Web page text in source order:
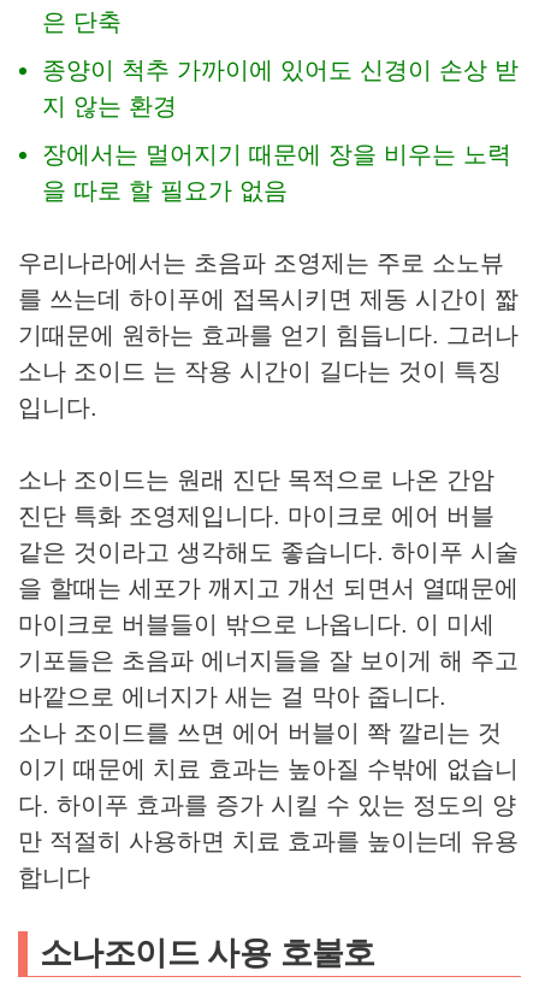
은 단축
종양이 척추 가까이에 있어도 신경이 손상 받
지 않는 환경
장에서는 멀어지기 때문에 장을 비우는 노력
을 따로 할 필요가 없음
우리나라에서는 초음파 조영제는 주로 소노뷰
를 쓰는데 하이푸에 접목시키면 제동 시간이 짧
기때문에 원하는 효과를 얻기 힘듭니다. 그러나
소나 조이드 는 작용 시간이 길다는 것이 특징
입니다.
소나 조이드는 원래 진단 목적으로 나온 간암
진단 특화 조영제입니다. 마이크로 에어 버블
같은 것이라고 생각해도 좋습니다. 하이푸 시술
을 할때는 세포가 깨지고 개선 되면서 열때문에
마이크로 버블들이 밖으로 나옵니다. 이 미세
기포들은 초음파 에너지들을 잘 보이게 해 주고
바깥으로 에너지가 새는 걸 막아 줍니다.
소나 조이드를 쓰면 에어 버블이 쫙 깔리는 것
이기 때문에 치료 효과는 높아질 수밖에 없습니
다. 하이푸 효과를 증가 시킬 수 있는 정도의 양
만 적절히 사용하면 치료 효과를 높이는데 유용
합니다
소나조이드 사용 호불호